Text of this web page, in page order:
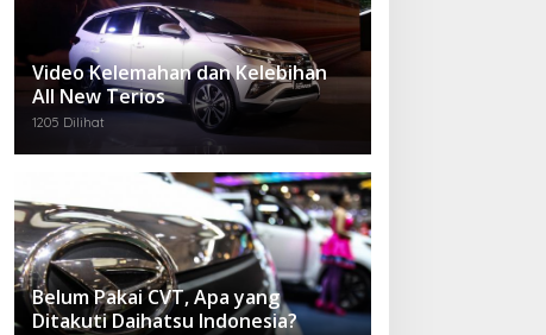
Video Kelemahan dan Kelebihan
All New Terios
1205 Dilihat
Belum Pakai CVT, Apa yang
Ditakuti Daihatsu Indonesia?